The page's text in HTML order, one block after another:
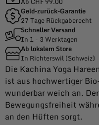
Geld-zurück-Garantie
27 Tage Rückgaberecht
Schneller Versand
In 1 - 3 Werktagen
Ab lokalem Store
In Richterswil (Schweiz)
Die Kachina Yoga
ist aus hochwertiger
wunderbar weich an.
Bewegungsfreiheit
an den Hüften sorgt.